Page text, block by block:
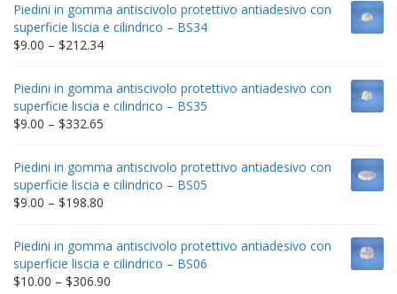
through
$235.75
Piedini in gomma antiscivolo protettivo antiadesivo con
superficie liscia e cilindrico – BS34
$9.00 – $212.34Price
through
$212.34
Piedini in gomma antiscivolo protettivo antiadesivo con
superficie liscia e cilindrico – BS35
$9.00 – $332.65
through
$332.65
Piedini in gomma antiscivolo protettivo antiadesivo con
superficie liscia e cilindrico – BS05
$9.00 – $198.80
through
$198.80
Piedini in gomma antiscivolo protettivo antiadesivo con
superficie liscia e cilindrico – BS06
$10.00 – $306.90